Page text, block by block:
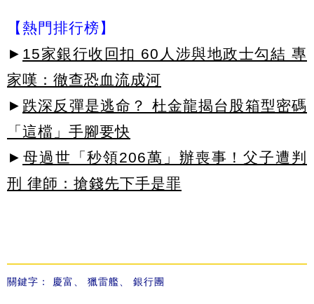
【熱門排行榜】
► 15家銀行收回扣 60人涉與地政士勾結 專
家嘆：徹查恐血流成河
► 跌深反彈是逃命？ 杜金龍揭台股箱型密碼
「這檔」手腳要快
► 母過世「秒領206萬」辦喪事！父子遭判
刑 律師：搶錢先下手是罪
關鍵字： 慶富 獵雷艦 銀行團